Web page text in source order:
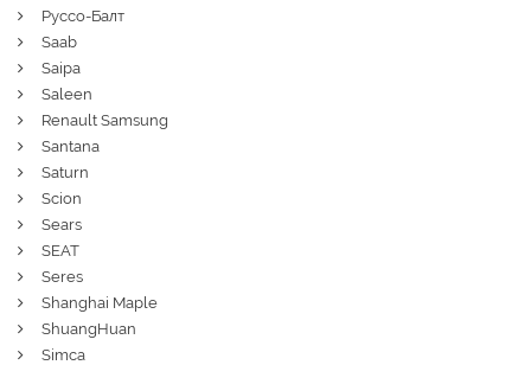
Руссо-Балт
Saab
Saipa
Saleen
Renault Samsung
Santana
Saturn
Scion
Sears
SEAT
Seres
Shanghai Maple
ShuangHuan
Simca